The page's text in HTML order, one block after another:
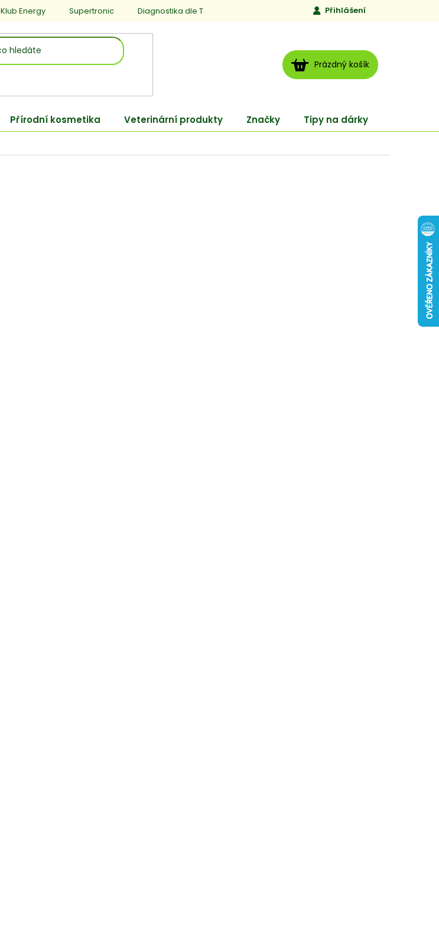
Klub Energy Supertronic Diagnostika dle TCM Jen to, čemu věříme
Přihlášení
NÁKUPNÍ
KOŠÍK
Prázdný košík
Přírodní kosmetika Veterinární produkty Značky Tipy na dárky